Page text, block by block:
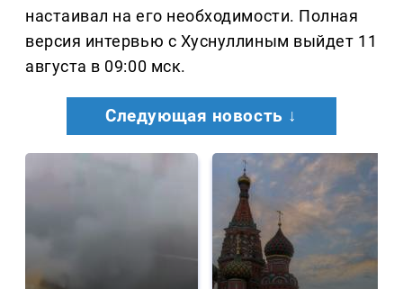
настаивал на его необходимости. Полная
версия интервью с Хуснуллиным выйдет 11
августа в 09:00 мск.
Следующая новость ↓